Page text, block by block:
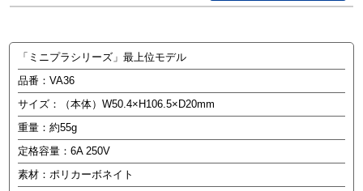
「ミニプラシリーズ」最上位モデル
品番：VA36
サイズ：（本体）W50.4×H106.5×D20mm
重量：約55g
定格容量：6A 250V
素材：ポリカーボネイト